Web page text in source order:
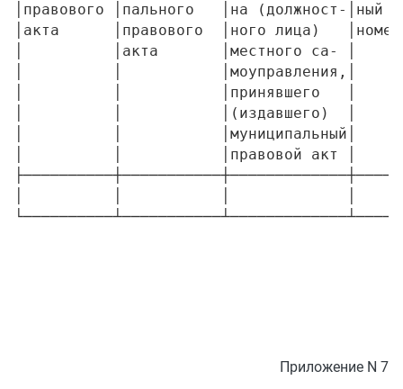
│правового │пального   │на (должност-
│акта      │правового  │ного лица)
│          │акта       │местного са- │
│          │           │моуправления,│
│          │           │принявшего   │
│          │           │(издавшего)  │
│          │           │муниципальный│
│          │           │правовой акт
Приложение N 7